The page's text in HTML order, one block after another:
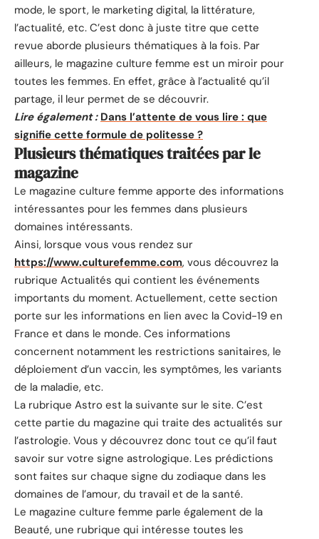
mode, le sport, le marketing digital, la littérature,
l’actualité, etc. C’est donc à juste titre que cette
revue aborde plusieurs thématiques à la fois. Par
ailleurs, le magazine culture femme est un miroir pour
toutes les femmes. En effet, grâce à l’actualité qu’il
partage, il leur permet de se découvrir.
Lire également : Dans l’attente de vous lire : que
signifie cette formule de politesse ?
Plusieurs thématiques traitées par le
magazine
Le magazine culture femme apporte des informations
intéressantes pour les femmes dans plusieurs
domaines intéressants.
Ainsi, lorsque vous vous rendez sur
https://www.culturefemme.com, vous découvrez la
rubrique Actualités qui contient les événements
importants du moment. Actuellement, cette section
porte sur les informations en lien avec la Covid-19 en
France et dans le monde. Ces informations
concernent notamment les restrictions sanitaires, le
déploiement d’un vaccin, les symptômes, les variants
de la maladie, etc.
La rubrique Astro est la suivante sur le site. C’est
cette partie du magazine qui traite des actualités sur
l’astrologie. Vous y découvrez donc tout ce qu’il faut
savoir sur votre signe astrologique. Les prédictions
sont faites sur chaque signe du zodiaque dans les
domaines de l’amour, du travail et de la santé.
Le magazine culture femme parle également de la
Beauté, une rubrique qui intéresse toutes les